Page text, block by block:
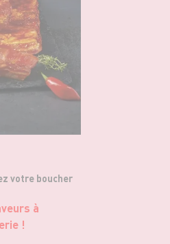
votre boucher